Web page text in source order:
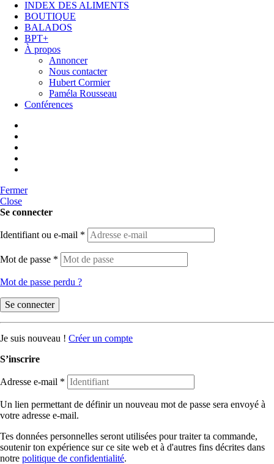
INDEX DES ALIMENTS
BOUTIQUE
BALADOS
BPT+
À propos
Annoncer
Nous contacter
Hubert Cormier
Paméla Rousseau
Conférences
Fermer
Close
Se connecter
Identifiant ou e-mail *
Mot de passe *
Mot de passe perdu ?
Se connecter
Je suis nouveau ! Créer un compte
S’inscrire
Adresse e-mail *
Un lien permettant de définir un nouveau mot de passe sera envoyé à
votre adresse e-mail.
Tes données personnelles seront utilisées pour traiter ta commande,
soutenir ton expérience sur ce site web et à d'autres fins décrites dans
notre politique de confidentialité.